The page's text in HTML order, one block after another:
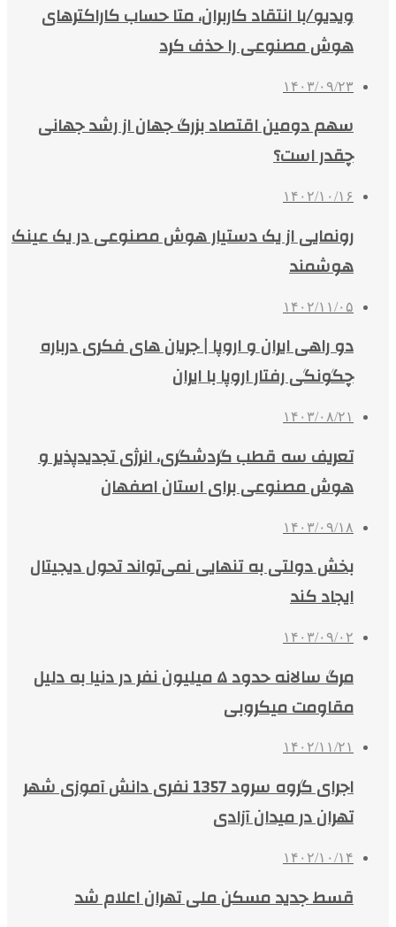
ویدیو/با انتقاد کاربران، متا حساب کاراکترهای
هوش مصنوعی را حذف کرد
۱۴۰۳/۰۹/۲۳
سهم دومین اقتصاد بزرگ جهان از رشد جهانی
چقدر است؟
۱۴۰۲/۱۰/۱۶
رونمایی از یک دستیار هوش مصنوعی در یک عینک
هوشمند
۱۴۰۲/۱۱/۰۵
دو راهی ایران و اروپا | جریان های فکری درباره
چگونگی رفتار اروپا با ایران
۱۴۰۳/۰۸/۲۱
تعریف سه قطب گردشگری، انرژی تجدیدپذیر و
هوش مصنوعی برای استان اصفهان
۱۴۰۳/۰۹/۱۸
بخش دولتی به تنهایی نمی‌تواند تحول دیجیتال
ایجاد کند
۱۴۰۳/۰۹/۰۲
مرگ سالانه حدود ۵ میلیون نفر در دنیا به دلیل
مقاومت میکروبی
۱۴۰۲/۱۱/۲۱
اجرای گروه سرود 1357 نفری دانش آموزی شهر
تهران در میدان آزادی
۱۴۰۲/۱۰/۱۴
قسط جدید مسکن ملی تهران اعلام شد